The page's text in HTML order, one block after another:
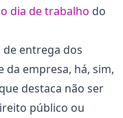
dia de trabalho do
entrega dos
empresa, há, sim,
destaca não ser
público ou